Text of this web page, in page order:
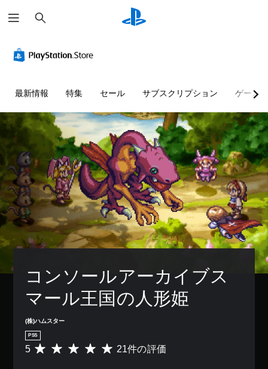
索
最新情報 特集 セール サブスクリプション ゲーム
コンソールアーカイブス
マール王国の人形姫
(株)ハムスター
PS5
評
5 21件の評価